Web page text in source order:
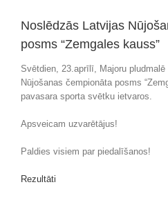
Noslēdzās Latvijas
posms “Zemgales kauss”
Svētdien, 23.aprīlī, Majoru
Nūjošanas čempionāta posms
pavasara sporta svētku ietvaros.
Apsveicam uzvarētājus!
Paldies visiem par piedalīšanos!
Rezultāti